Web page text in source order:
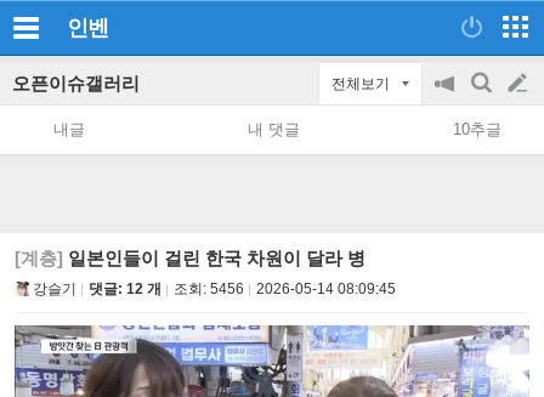
인벤
오픈이슈갤러리 전체보기
공
지
on/off
검
색
글
쓰
내글 내 댓글 10추글
[계층] 일본인들이 걸린 한국 차원이 달라 병
강슬기 댓글: 12 개 조회: 5456 2026-05-14 08:09:45